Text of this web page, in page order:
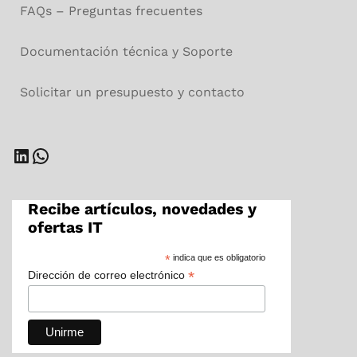
FAQs – Preguntas frecuentes
Documentación técnica y Soporte
Solicitar un presupuesto y contacto
Recibe artículos, novedades y
ofertas IT
*indica que es obligatorio
Dirección de correo electrónico *